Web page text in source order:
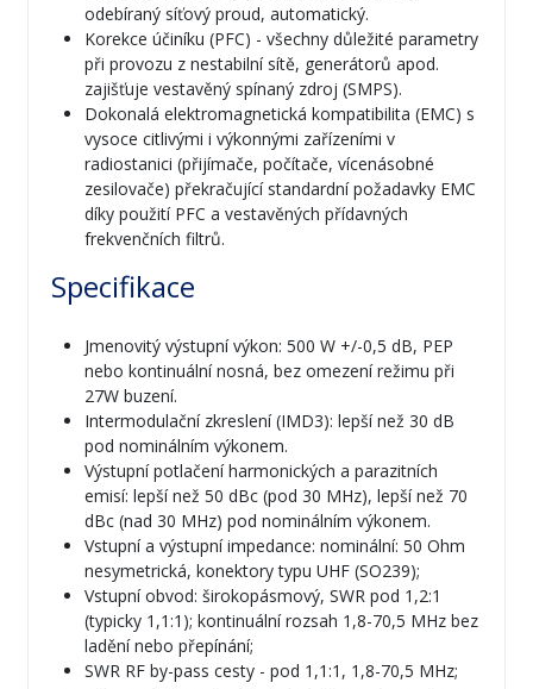
odebíraný síťový proud, automatický.
Korekce účiníku (PFC) - všechny důležité parametry
při provozu z nestabilní sítě, generátorů apod.
zajišťuje vestavěný spínaný zdroj (SMPS).
Dokonalá elektromagnetická kompatibilita (EMC) s
vysoce citlivými i výkonnými zařízeními v
radiostanici (přijímače, počítače, vícenásobné
zesilovače) překračující standardní požadavky EMC
díky použití PFC a vestavěných přídavných
frekvenčních filtrů.
Specifikace
Jmenovitý výstupní výkon: 500 W +/-0,5 dB, PEP
nebo kontinuální nosná, bez omezení režimu při
27W buzení.
Intermodulační zkreslení (IMD3): lepší než 30 dB
pod nominálním výkonem.
Výstupní potlačení harmonických a parazitních
emisí: lepší než 50 dBc (pod 30 MHz), lepší než 70
dBc (nad 30 MHz) pod nominálním výkonem.
Vstupní a výstupní impedance: nominální: 50 Ohm
nesymetrická, konektory typu UHF (SO239);
Vstupní obvod: širokopásmový, SWR pod 1,2:1
(typicky 1,1:1); kontinuální rozsah 1,8-70,5 MHz bez
ladění nebo přepínání;
SWR RF by-pass cesty - pod 1,1:1, 1,8-70,5 MHz;